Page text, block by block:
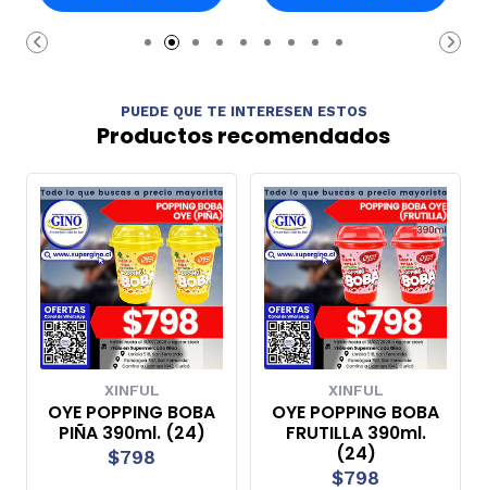
Carro Carro
PUEDE QUE TE INTERESEN ESTOS
Productos recomendados
XINFUL
OYE POPPING BOBA
PIÑA 390ml. (24)
$798
XINFUL
OYE POPPING BOBA
FRUTILLA 390ml.
(24)
$798